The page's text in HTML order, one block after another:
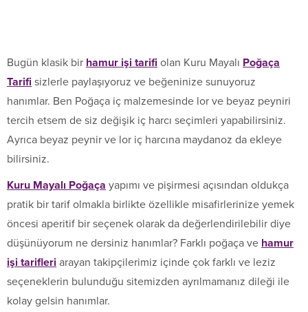
Bugün klasik bir hamur işi tarifi olan Kuru Mayalı Poğaça
Tarifi sizlerle paylaşıyoruz ve beğeninize sunuyoruz
hanımlar. Ben Poğaça iç malzemesinde lor ve beyaz peyniri
tercih etsem de siz değişik iç harcı seçimleri yapabilirsiniz.
Ayrıca beyaz peynir ve lor iç harcına maydanoz da ekleye
bilirsiniz.
Kuru Mayalı Poğaça yapımı ve pişirmesi açısından oldukça
pratik bir tarif olmakla birlikte özellikle misafirlerinize yemek
öncesi aperitif bir seçenek olarak da değerlendirilebilir diye
düşünüyorum ne dersiniz hanımlar? Farklı poğaça ve hamur
işi tarifleri arayan takipçilerimiz içinde çok farklı ve leziz
seçeneklerin bulunduğu sitemizden ayrılmamanız dileği ile
kolay gelsin hanımlar.